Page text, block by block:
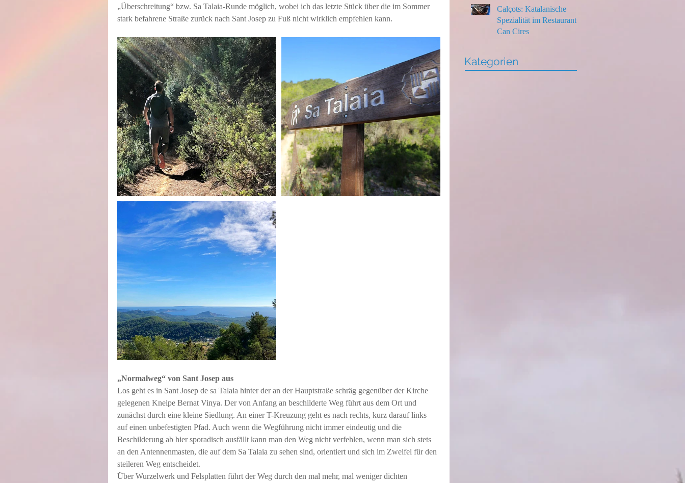
„Überschreitung“ bzw. Sa Talaia-Runde möglich, wobei ich das letzte Stück über die im Sommer
stark befahrene Straße zurück nach Sant Josep zu Fuß nicht wirklich empfehlen kann.
„Normalweg“ von Sant Josep aus
Los geht es in Sant Josep de sa Talaia hinter der an der Hauptstraße schräg gegenüber der Kirche
gelegenen Kneipe Bernat Vinya. Der von Anfang an beschilderte Weg führt aus dem Ort und
zunächst durch eine kleine Siedlung. An einer T-Kreuzung geht es nach rechts, kurz darauf links
auf einen unbefestigten Pfad. Auch wenn die Wegführung nicht immer eindeutig und die
Beschilderung ab hier sporadisch ausfällt kann man den Weg nicht verfehlen, wenn man sich stets
an den Antennenmasten, die auf dem Sa Talaia zu sehen sind, orientiert und sich im Zweifel für den
steileren Weg entscheidet.
Über Wurzelwerk und Felsplatten führt der Weg durch den mal mehr, mal weniger dichten
Calçots: Katalanische
Spezialität im Restaurant
Can Cires
Kategorien